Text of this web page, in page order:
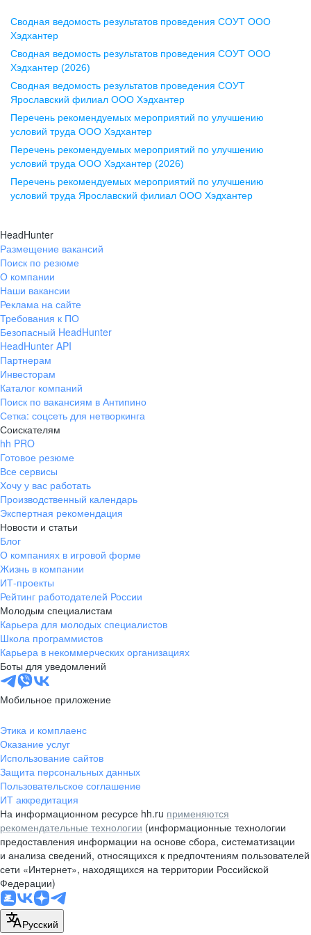
Воронеж
ул. Комиссаржевской, д. 10,
офис 1212
+7 473 280-05-05
pr@vrn.hh.ru
ул. Спартаковская, д. 2А, этаж 3,
помещение 15
+7 843 212-12-50
Екатеринбург
ул. Боевых Дружин, стр. 20,
+7 343 226-79-99
pr@ural.hh.ru
ул. Янковского, д. 169, 7 этаж,
706 каб.
+7 861 205-55-57
pr@krd.hh.ru
Владивосток
пер. Ланинский д. 4, офис 3.4
+7 423 202-33-28
pr@dv.hh.ru
Новосибирск
ул. Большевистская, д. 35,
помещение 21
+7 383 207-94-64
pr@nsk.hh.ru
Минск
пр-т Дзержинского, д. 57,
10 этаж, помещение 45-1
pr@rabota.by
Алматы
пр. Абая, д. 151, БЦ Алатау,
12 этаж, офис 1209
+7 727 232-13-13
pr@headhunter.com.kz
Сводная ведомость результатов проведения СОУТ ООО
Хэдхантер
Сводная ведомость результатов проведения СОУТ ООО
Хэдхантер (2026)
Сводная ведомость результатов проведения СОУТ
Ярославский филиал ООО Хэдхантер
Перечень рекомендуемых мероприятий по улучшению
условий труда ООО Хэдхантер
Перечень рекомендуемых мероприятий по улучшению
условий труда ООО Хэдхантер (2026)
Перечень рекомендуемых мероприятий по улучшению
условий труда Ярославский филиал ООО Хэдхантер
HeadHunter
Размещение вакансий
Поиск по резюме
О компании
Наши вакансии
Реклама на сайте
Требования к ПО
Безопасный HeadHunter
HeadHunter API
Партнерам
Инвесторам
Каталог компаний
Поиск по вакансиям в Антипино
Сетка: соцсеть для нетворкинга
Соискателям
hh PRO
Готовое резюме
Все сервисы
Хочу у вас работать
Производственный календарь
Экспертная рекомендация
Новости и статьи
Блог
О компаниях в игровой форме
Жизнь в компании
ИТ-проекты
Рейтинг работодателей России
Молодым специалистам
Карьера для молодых специалистов
Школа программистов
Карьера в некоммерческих организациях
Боты для уведомлений
Мобильное приложение
Этика и комплаенс
Оказание услуг
Использование сайтов
Защита персональных данных
Пользовательское соглашение
ИТ аккредитация
На информационном ресурсе hh.ru применяются
рекомендательные технологии (информационные технологии
предоставления информации на основе сбора, систематизации
и анализа сведений, относящихся к предпочтениям пользователей
сети «Интернет», находящихся на территории Российской
Федерации)
Русский